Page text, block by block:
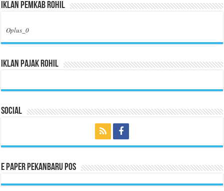
Iklan Pemkab Rohil
Oplus_0
Iklan Pajak Rohil
Social
E Paper Pekanbaru Pos